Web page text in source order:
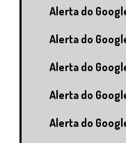
Alerta do
Alerta do
Alerta do
Alerta do
Alerta do